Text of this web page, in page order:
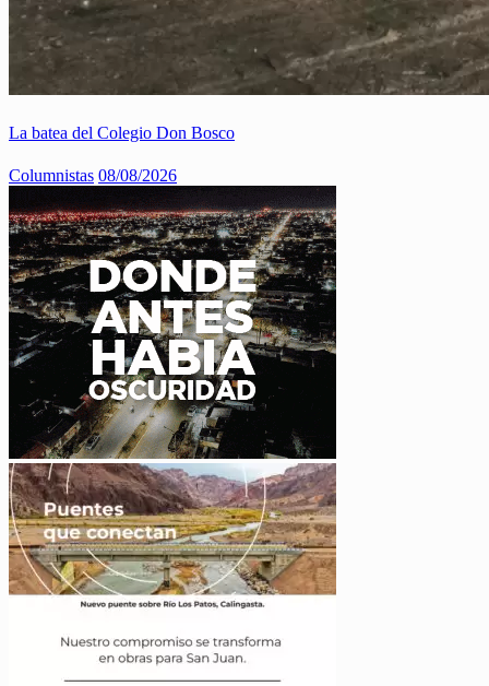
La batea del Colegio Don Bosco
Columnistas 08/08/2026